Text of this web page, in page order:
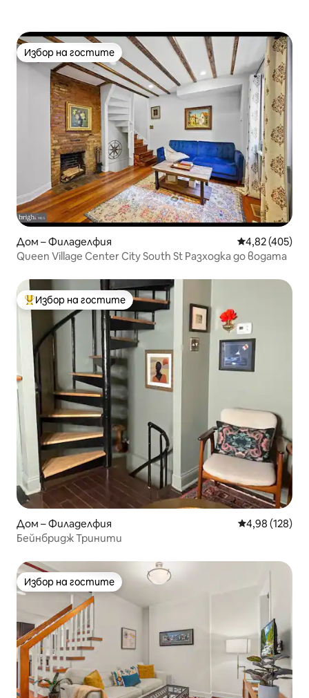
Избор на гостите
Избор на гостите
Дом – Филаделфия Средна
4,82 (405)
Queen Village Center City South St Разходка до водата
Най-популярен избор на гостите
Избор на гостите
Дом – Филаделфия Средна
4,98 (128)
Бейнбридж Тринити
Избор на гостите
Избор на гостите